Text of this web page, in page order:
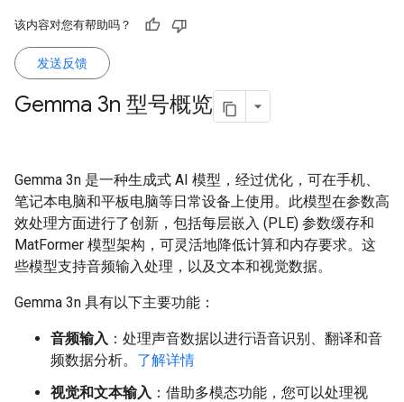
该内容对您有帮助吗？
发送反馈
Gemma 3n 型号概览
Gemma 3n 是一种生成式 AI 模型，经过优化，可在手机、
笔记本电脑和平板电脑等日常设备上使用。此模型在参数高
效处理方面进行了创新，包括每层嵌入 (PLE) 参数缓存和
MatFormer 模型架构，可灵活地降低计算和内存要求。这
些模型支持音频输入处理，以及文本和视觉数据。
Gemma 3n 具有以下主要功能：
音频输入 ：处理声音数据以进行语音识别、翻译和音
频数据分析。 了解详情
视觉和文本输入 ：借助多模态功能，您可以处理视